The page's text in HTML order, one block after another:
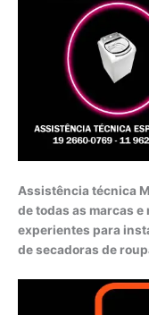
Assistência técnica
de todas as marcas
experientes para
de secadoras de